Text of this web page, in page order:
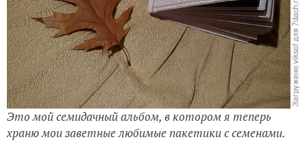
Это мой семидачный альбом, в котором я теперь
храню мои заветные любимые пакетики с семенами.